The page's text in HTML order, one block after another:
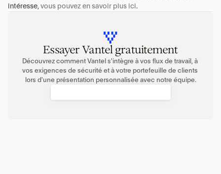
intéresse, vous pouvez en savoir plus ici.
Essayer Vantel gratuitement
Découvrez comment Vantel s'intègre à vos flux de travail, à
vos exigences de sécurité et à votre portefeuille de clients
lors d'une présentation personnalisée avec notre équipe.